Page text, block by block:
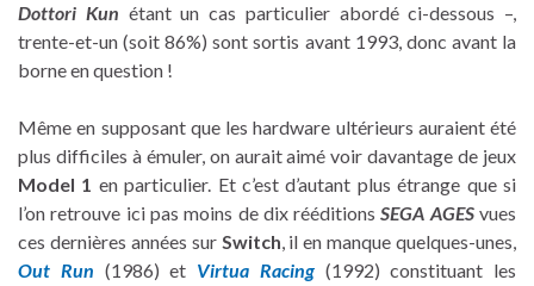
Dottori Kun étant un cas particulier abordé ci-dessous –,
trente-et-un (soit 86%) sont sortis avant 1993, donc avant la
borne en question !
Même en supposant que les hardware ultérieurs auraient été
plus difficiles à émuler, on aurait aimé voir davantage de jeux
Model 1 en particulier. Et c’est d’autant plus étrange que si
l’on retrouve ici pas moins de dix rééditionsSEGA AGESvues
ces dernières années sur Switch, il en manque quelques-unes,
Out Run (1986) et Virtua Racing(1992) constituant les